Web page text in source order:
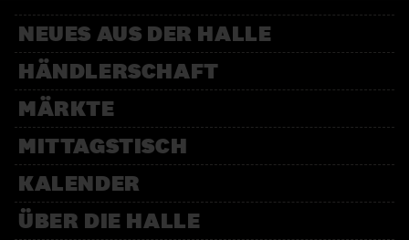
NEUES AUS DER HALLE
HÄNDLERSCHAFT
MÄRKTE
MITTAGSTISCH
KALENDER
ÜBER DIE HALLE